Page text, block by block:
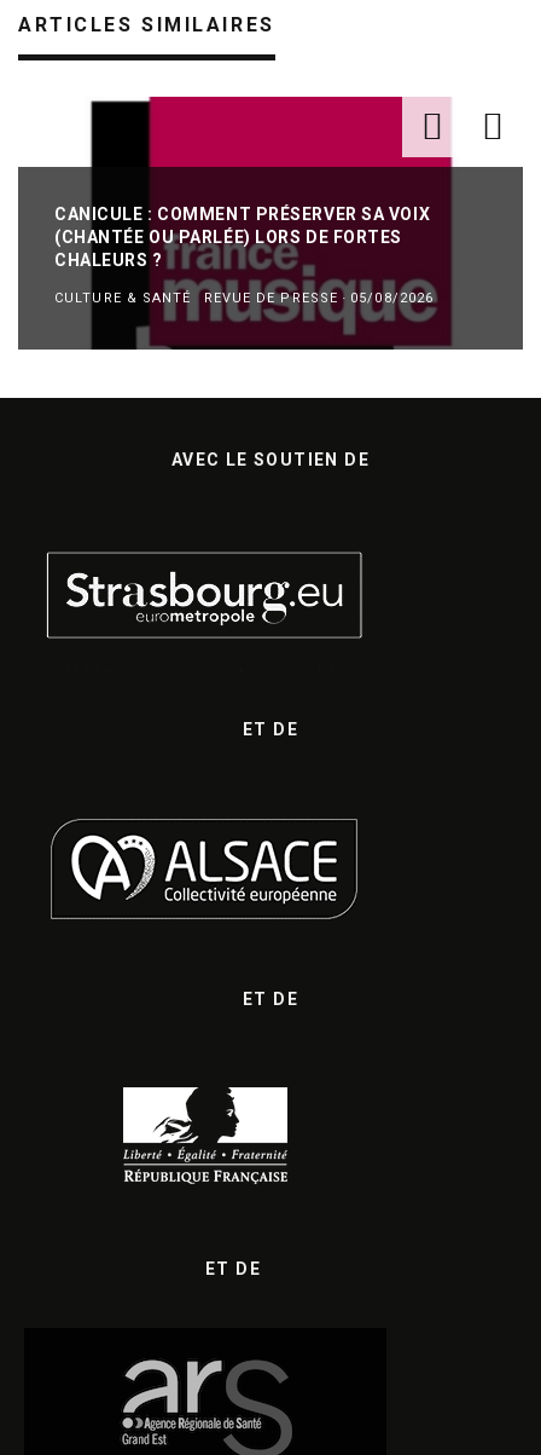
ARTICLES SIMILAIRES
CANICULE : COMMENT PRÉSERVER SA VOIX
(CHANTÉE OU PARLÉE) LORS DE FORTES
CHALEURS ?
CULTURE & SANTÉ REVUE DE PRESSE · 05/08/2026
AVEC LE SOUTIEN DE
ET DE
ET DE
ET DE